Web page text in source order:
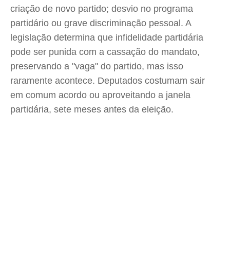
criação de novo partido; desvio no programa
partidário ou grave discriminação pessoal. A
legislação determina que infidelidade partidária
pode ser punida com a cassação do mandato,
preservando a "vaga" do partido, mas isso
raramente acontece. Deputados costumam sair
em comum acordo ou aproveitando a janela
partidária, sete meses antes da eleição.